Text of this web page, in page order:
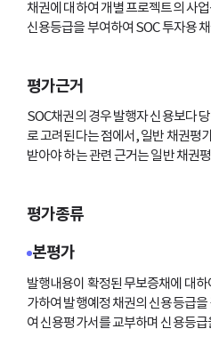
채권에 대하여 개별 프로젝트의 사
신용등급을 부여하여 SOC 투자용
평가근거
SOC채권의 경우 발행자 신용보다
로 고려된다는 점에서, 일반 채권평
받아야 하는 관련 근거는 일반 채권
평가종류
본평가
발행내용이 확정된 무보증채에 대
가하여 발행예정 채권의 신용등급
여 신용평가서를 교부하며 신용등급